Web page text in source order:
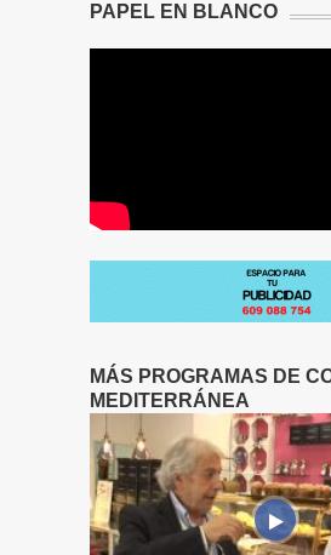
PAPEL EN BLANCO
MÁS PROGRAMAS DE
MEDITERRÁNEA